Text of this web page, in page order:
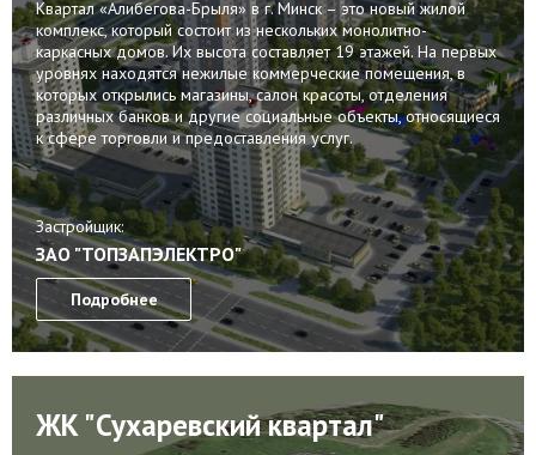
Квартал «Алибегова-Брыля» в г. Минск – это новый жилой
комплекс, который состоит из нескольких монолитно-
каркасных домов. Их высота составляет 19 этажей. На первых
уровнях находятся нежилые коммерческие помещения, в
которых открылись магазины, салон красоты, отделения
различных банков и другие социальные объекты, относящиеся
к сфере торговли и предоставления услуг.
Застройщик:
ЗАО "ТОПЗАПЭЛЕКТРО"
Подробнее
ЖК "Сухаревский квартал"